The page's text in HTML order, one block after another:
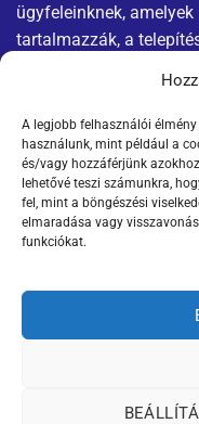
A legjobb felhasználói
használunk, mint például a
és/vagy hozzáférjünk
lehetővé teszi számunkra,
fel, mint a böngészési
elmaradása vagy
funkciókat.
ügyfeleinknek, amelyek
tartalmazzák, a
Menü
Kapcsolat
Termékek